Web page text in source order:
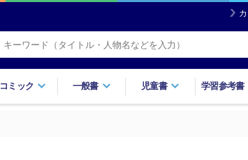
コミック 一般書 児童書 学習参考書